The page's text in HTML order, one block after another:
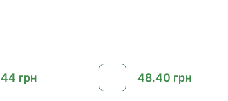
44 грн 48.40 грн